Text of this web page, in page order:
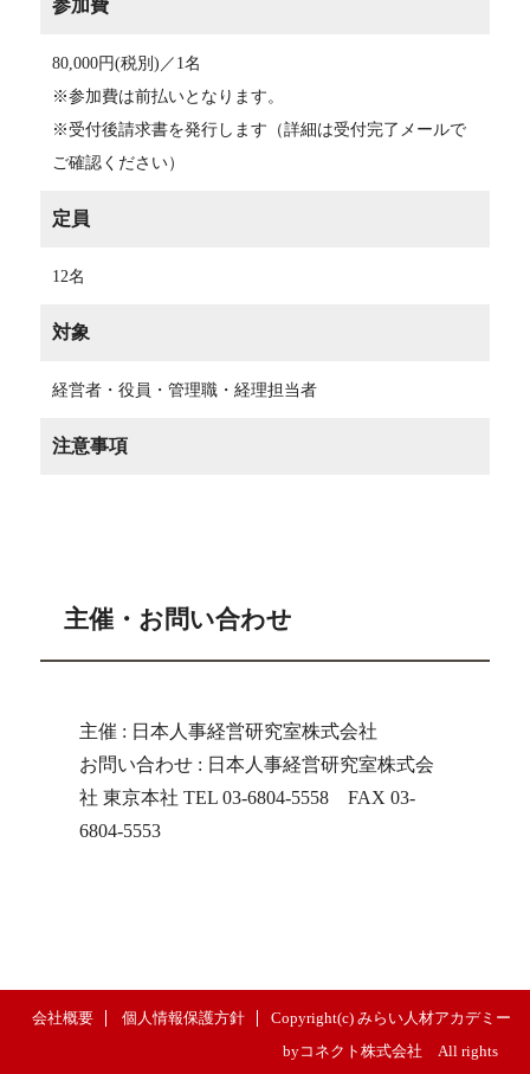
参加費
80,000円(税別)／1名
※参加費は前払いとなります。
※受付後請求書を発行します（詳細は受付完了メールで
ご確認ください）
定員
12名
対象
経営者・役員・管理職・経理担当者
注意事項
主催・お問い合わせ
主催 : 日本人事経営研究室株式会社
お問い合わせ : 日本人事経営研究室株式会
社 東京本社 TEL 03-6804-5558 FAX 03-
6804-5553
会社概要 個人情報保護方針
Copyright(c) みらい人材アカデミー
byコネクト株式会社 All rights